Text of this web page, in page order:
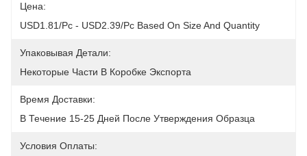
Цена:
USD1.81/pc - USD2.39/pc Based On Size And Quantity
Упаковывая Детали:
Некоторые Части В Коробке Экспорта
Время Доставки:
В Течение 15-25 Дней После Утверждения Образца
Условия Оплаты: